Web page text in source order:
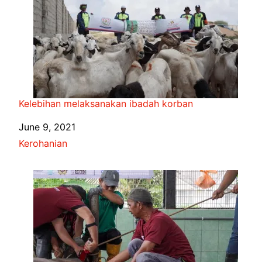
Kelebihan melaksanakan ibadah korban
Date
June 9, 2021
In relation to
Kerohanian